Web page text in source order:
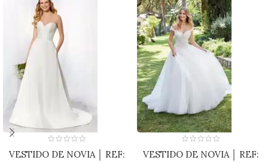
VESTIDO DE NOVIA │ REF:
VESTIDO DE NOVIA │ REF: